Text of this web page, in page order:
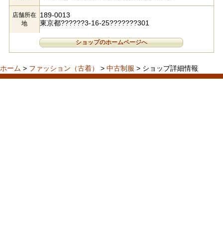
店舗所在
地
189-0013
東京都??????3-16-25???????301
ショップのホームページへ
ホーム > ファッション（古着） > 中古制服 > ショップ詳細情報